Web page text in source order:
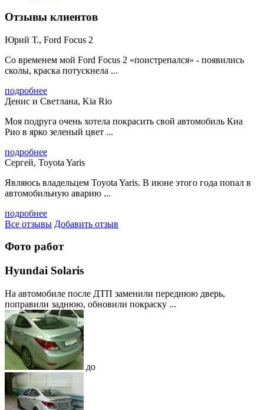
Отзывы клиентов
Юрий Т., Ford Focus 2
Со временем мой Ford Focus 2 «поистрепался» - появились
сколы, краска потускнела ...
подробнее
Денис и Светлана, Kia Rio
Моя подруга очень хотела покрасить свой автомобиль Киа
Рио в ярко зеленый цвет ...
подробнее
Сергей, Toyota Yaris
Являюсь владельцем Toyota Yaris. В июне этого года попал в
автомобильную аварию ...
подробнее
Все отзывы Добавить отзыв
Фото работ
Hyundai Solaris
На автомобиле после ДТП заменили переднюю дверь,
поправили заднюю, обновили покраску ...
до